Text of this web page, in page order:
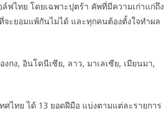
ไทย โดยเฉพาะปุตร้า คัพที่มีความเก่าแก่ถึง
ะยอมแพ้กันไม่ได้ และทุกคนต้องตั้งใจทำผล
ง, อินโดนีเซีย, ลาว, มาเลเซีย, เมียนมา,
ไทย ได้ 13 ยอดฝีมือ แบ่งตามแต่ละรายการ